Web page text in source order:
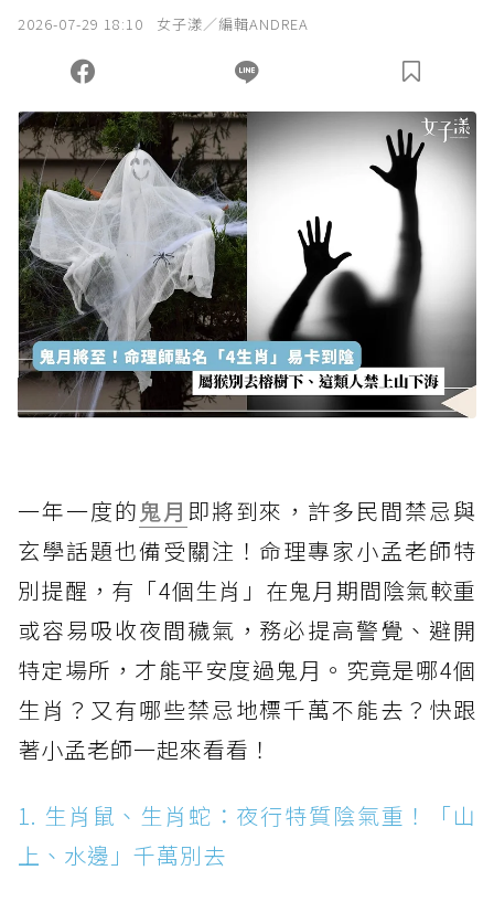
2026-07-29 18:10 女子漾／編輯ANDREA
一年一度的 鬼月 即將到來，許多民間禁忌與
玄學話題也備受關注！命理專家小孟老師特
別提醒，有「4個生肖」在鬼月期間陰氣較重
或容易吸收夜間穢氣，務必提高警覺、避開
特定場所，才能平安度過鬼月。究竟是哪4個
生肖？又有哪些禁忌地標千萬不能去？快跟
著小孟老師一起來看看！
1. 生肖鼠、生肖蛇：夜行特質陰氣重！「山
上、水邊」千萬別去